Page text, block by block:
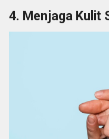
4. Menjaga Kulit